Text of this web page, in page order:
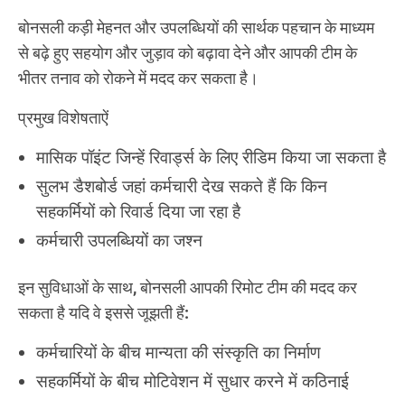
बोनसली कड़ी मेहनत और उपलब्धियों की सार्थक पहचान के माध्यम
से बढ़े हुए सहयोग और जुड़ाव को बढ़ावा देने और आपकी टीम के
भीतर तनाव को रोकने में मदद कर सकता है।
प्रमुख विशेषताऐं
मासिक पॉइंट जिन्हें रिवार्ड्स के लिए रीडिम किया जा सकता है
सुलभ डैशबोर्ड जहां कर्मचारी देख सकते हैं कि किन
सहकर्मियों को रिवार्ड दिया जा रहा है
कर्मचारी उपलब्धियों का जश्न
इन सुविधाओं के साथ, बोनसली आपकी रिमोट टीम की मदद कर
सकता है यदि वे इससे जूझती हैं:
कर्मचारियों के बीच मान्यता की संस्कृति का निर्माण
सहकर्मियों के बीच मोटिवेशन में सुधार करने में कठिनाई